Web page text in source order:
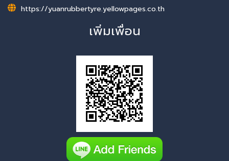
https://yuanrubbertyre.yellowpages.co.th
เพิ่มเพื่อน